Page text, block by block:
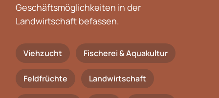
Geschäftsmöglichkeiten in der
Landwirtschaft befassen.
Viehzucht Fischerei & Aquakultur
Feldfrüchte Landwirtschaft